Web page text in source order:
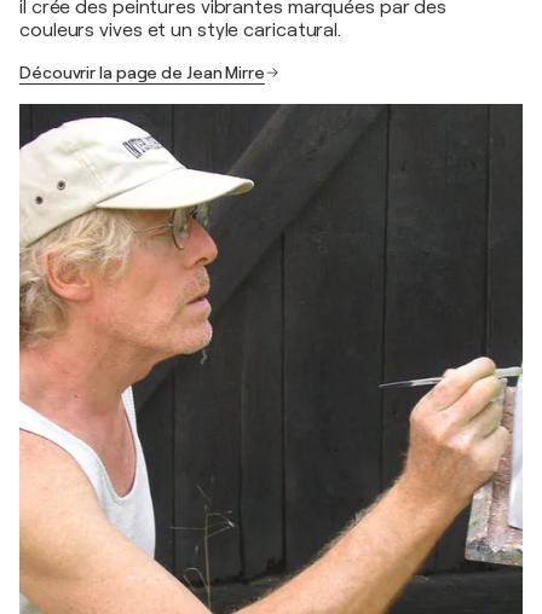
il crée des peintures vibrantes marquées par des
couleurs vives et un style caricatural.
Découvrir la page de Jean Mirre